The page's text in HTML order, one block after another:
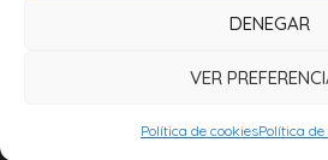
DENEGAR
VER
Política de cookiesPolítica
© 2018- 2020